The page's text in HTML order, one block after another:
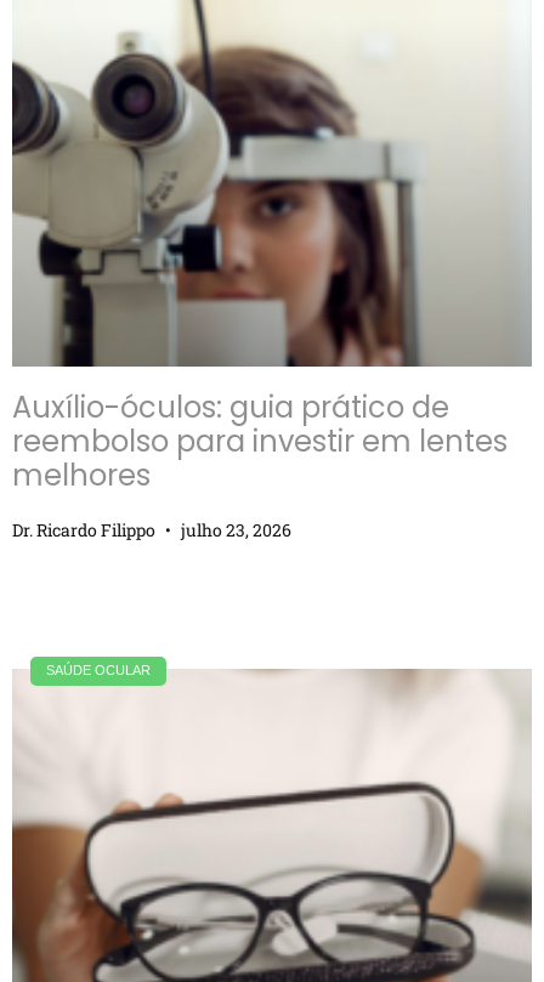
Auxílio-óculos: guia prático de
reembolso para investir em lentes
melhores
Dr. Ricardo Filippo julho 23, 2026
SAÚDE OCULAR